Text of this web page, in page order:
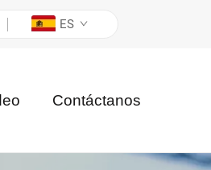
ES
Contáctanos